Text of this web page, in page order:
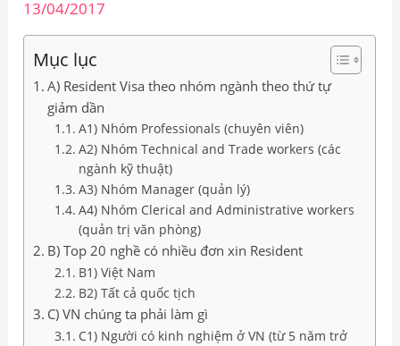
13/04/2017
Mục lục
A) Resident Visa theo nhóm ngành theo thứ tự
giảm dần
A1) Nhóm Professionals (chuyên viên)
A2) Nhóm Technical and Trade workers (các
ngành kỹ thuật)
A3) Nhóm Manager (quản lý)
A4) Nhóm Clerical and Administrative workers
(quản trị văn phòng)
B) Top 20 nghề có nhiều đơn xin Resident
B1) Việt Nam
B2) Tất cả quốc tịch
C) VN chúng ta phải làm gì
C1) Người có kinh nghiệm ở VN (từ 5 năm trở